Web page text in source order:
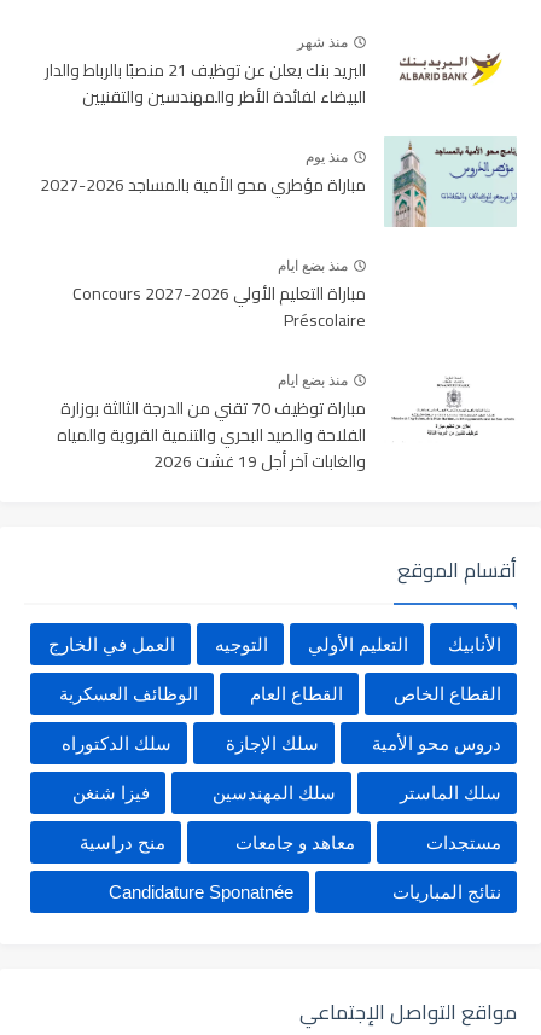
منذ شهر
البريد بنك يعلن عن توظيف 21 منصبًا بالرباط والدار
البيضاء لفائدة الأطر والمهندسين والتقنيين
منذ يوم
مباراة مؤطري محو الأمية بالمساجد 2026-2027
منذ بضع ايام
مباراة التعليم الأولي 2026-2027 Concours
Préscolaire
منذ بضع ايام
مباراة توظيف 70 تقني من الدرجة الثالثة بوزارة
الفلاحة والصيد البحري والتنمية القروية والمياه
والغابات آخر أجل 19 غشت 2026
أقسام الموقع
الأنابيك التعليم الأولي التوجيه العمل في الخارج
القطاع الخاص القطاع العام الوظائف العسكرية
دروس محو الأمية سلك الإجازة سلك الدكتوراه
سلك الماستر سلك المهندسين فيزا شنغن
مستجدات معاهد و جامعات منح دراسية
نتائج المباريات Candidature Sponatnée
مواقع التواصل الإجتماعي